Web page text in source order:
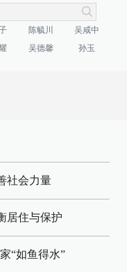
陈毓川
吴咸中
吴德馨 孙玉
社会力量
居住与保护
“如鱼得水”